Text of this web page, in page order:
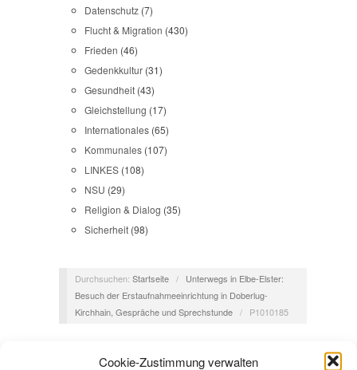
Cookie-Zustimmung verwalten
Datenschutz (7)
Flucht & Migration (430)
Frieden (46)
Gedenkkultur (31)
Gesundheit (43)
Gleichstellung (17)
Internationales (65)
Kommunales (107)
LINKES (108)
NSU (29)
Religion & Dialog (35)
Sicherheit (98)
Durchsuchen: Startseite /
Unterwegs in Elbe-Elster:
Besuch der Erstaufnahmeeinrichtung in Doberlug-
Kirchhain, Gespräche und Sprechstunde / P1010185